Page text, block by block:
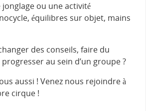
ou une activité
équilibres sur objet, mains
des conseils, faire du
au sein d’un groupe ?
aussi ! Venez nous rejoindre à
cirque !